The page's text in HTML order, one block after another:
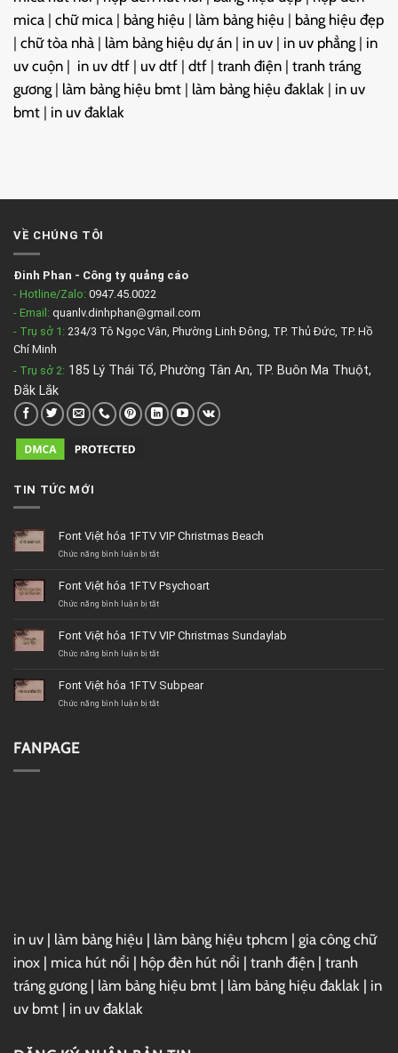
mica | chữ mica | bảng hiệu | làm bảng hiệu | bảng hiệu đẹp
| chữ tòa nhà | làm bảng hiệu dự án | in uv | in uv phẳng | in
uv cuộn | in uv dtf | uv dtf | dtf | tranh điện | tranh tráng
gương | làm bảng hiệu bmt | làm bảng hiệu đaklak | in uv
bmt | in uv đaklak
VỀ CHÚNG TÔI
Đinh Phan - Công ty quảng cáo
- Hotline/Zalo: 0947.45.0022
- Email: quanlv.dinhphan@gmail.com
- Trụ sở 1: 234/3 Tô Ngọc Vân, Phường Linh Đông, TP. Thủ Đức, TP. Hồ
Chí Minh
- Trụ sở 2: 185 Lý Thái Tổ, Phường Tân An, TP. Buôn Ma Thuột,
Đắk Lắk
TIN TỨC MỚI
Font Việt hóa 1FTV VIP Christmas Beach
Chức năng bình luận bị tắtở
hóa
1FTV
Beach
Font Việt hóa 1FTV Psychoart
Chức năng bình luận bị tắtở
hóa
1FTV
Font Việt hóa 1FTV VIP Christmas Sundaylab
Chức năng bình luận bị tắtở
hóa
1FTV
Font Việt hóa 1FTV Subpear
Chức năng bình luận bị tắtở
FANPAGE
in uv | làm bảng hiệu | làm bảng hiệu tphcm | gia công chữ
inox | mica hút nổi | hộp đèn hút nổi | tranh điện | tranh
tráng gương | làm bảng hiệu bmt | làm bảng hiệu đaklak | in
uv bmt | in uv đaklak